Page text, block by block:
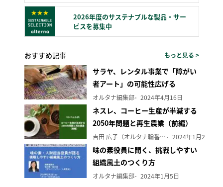
2026年度のサステナブルな製品・サー
ビスを募集中
おすすめ記事 もっと見る >
サラヤ、レンタル事業で「障がい
者アート」の可能性広げる
オルタナ編集部 2024年4月16日
ネスレ、コーヒー生産が半減する
2050年問題と再生農業（前編）
吉田 広子（オルタナ輪番編集長） 2024年1月29日
味の素役員に聞く、挑戦しやすい
組織風土のつくり方
オルタナ編集部 2024年1月5日